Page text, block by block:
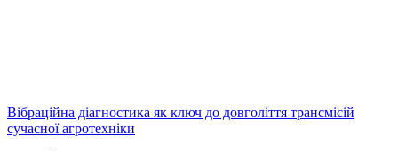
Вібраційна діагностика як ключ до довголіття трансмісій
сучасної агротехніки